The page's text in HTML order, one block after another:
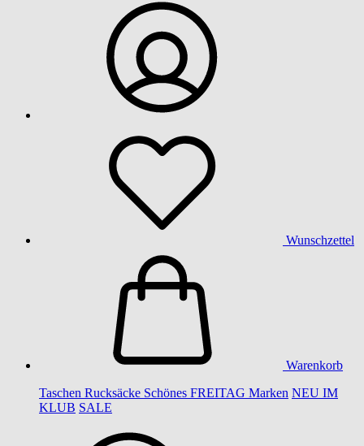
Wunschzettel
Warenkorb
Taschen Rucksäcke Schönes FREITAG Marken NEU IM
KLUB SALE